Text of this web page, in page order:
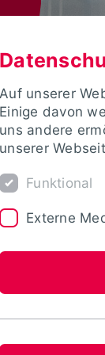
Auf unserer
Einige davon
uns andere
unserer
Funktional
Externe